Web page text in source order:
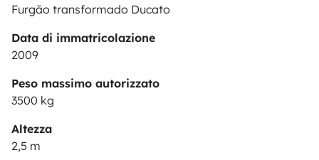
O QUE ESTÁ INCLUIDO :
Furgão transformado Ducato
Data di immatricolazione
2009
Peso massimo autorizzato
3500 kg
Altezza
2,5 m